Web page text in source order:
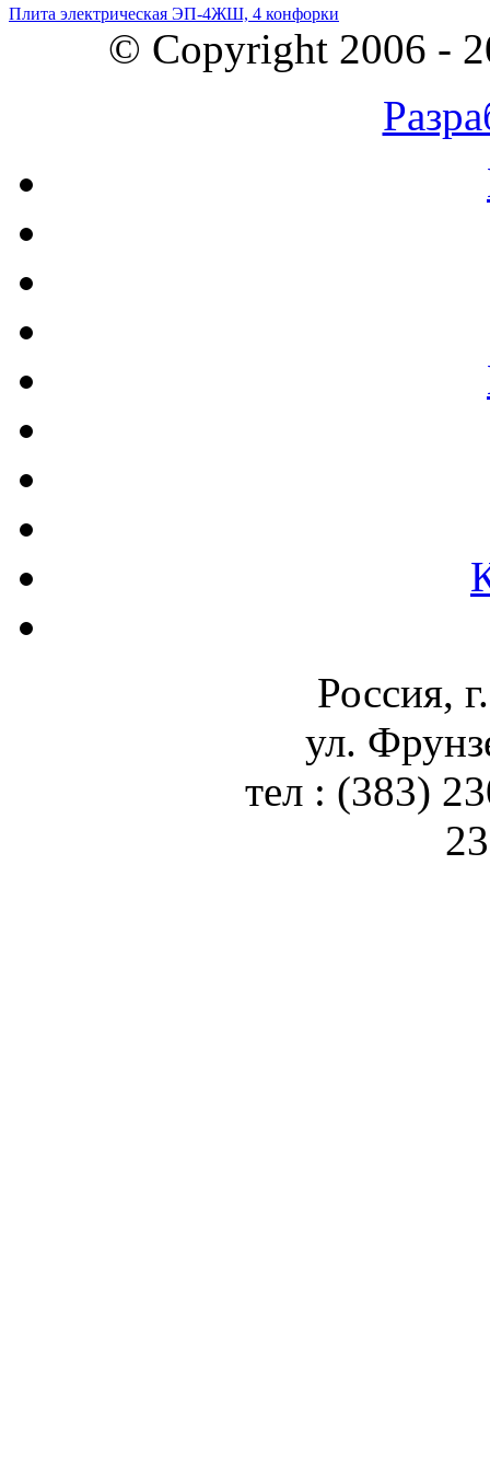
Плита электрическая ЭП-4ЖШ, 4 конфорки
© Copyright 2006 -
Россия,
ул.
тел : (383)